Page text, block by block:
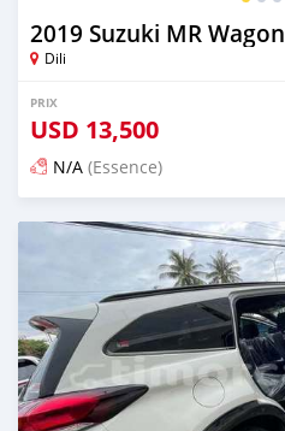
2019 Suzuki MR Wagon
Dili
PRIX
USD 13,500
N/A (Essence)
Publié il y a 21 jours